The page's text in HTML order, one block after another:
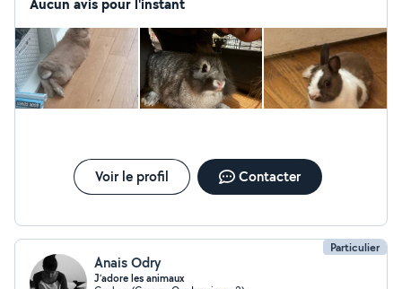
type d'animaux et les prix varient en fonction de la
période mais ne vont pas au delà de 9/ jours.Je garde
les NAC car j'ai des lapins chez moi . Je peux garder les
chats , les chiens et les autres animaux également.
N'hésitez pas à me contacter si besoin !
Voir le profil Contacter
Particulier
Anais Odry
J’adore les animaux